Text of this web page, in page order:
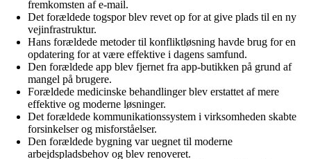
fremkomsten af e-mail.
Det forældede togspor blev revet op for at give plads til en ny
vejinfrastruktur.
Hans forældede metoder til konfliktløsning havde brug for en
opdatering for at være effektive i dagens samfund.
Den forældede app blev fjernet fra app-butikken på grund af
mangel på brugere.
Forældede medicinske behandlinger blev erstattet af mere
effektive og moderne løsninger.
Det forældede kommunikationssystem i virksomheden skabte
forsinkelser og misforståelser.
Den forældede bygning var uegnet til moderne
arbejdspladsbehov og blev renoveret.